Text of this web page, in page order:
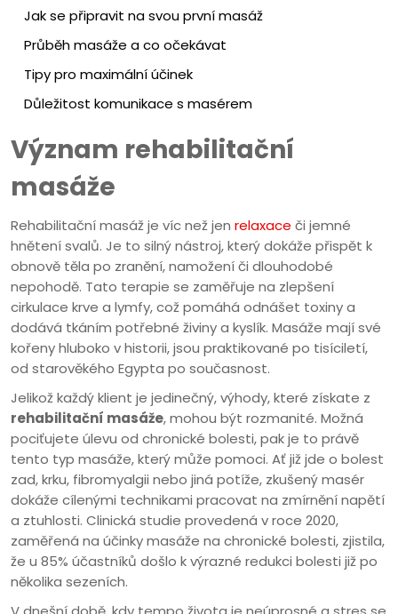
Jak se připravit na svou první masáž
Průběh masáže a co očekávat
Tipy pro maximální účinek
Důležitost komunikace s masérem
Význam rehabilitační
masáže
Rehabilitační masáž je víc než jen relaxace či jemné
hnětení svalů. Je to silný nástroj, který dokáže přispět k
obnově těla po zranění, namožení či dlouhodobé
nepohodě. Tato terapie se zaměřuje na zlepšení
cirkulace krve a lymfy, což pomáhá odnášet toxiny a
dodává tkáním potřebné živiny a kyslík. Masáže mají své
kořeny hluboko v historii, jsou praktikované po tisíciletí,
od starověkého Egypta po současnost.
Jelikož každý klient je jedinečný, výhody, které získate z
rehabilitační masáže, mohou být rozmanité. Možná
pociťujete úlevu od chronické bolesti, pak je to právě
tento typ masáže, který může pomoci. Ať již jde o bolest
zad, krku, fibromyalgii nebo jiná potíže, zkušený masér
dokáže cílenými technikami pracovat na zmírnění napětí
a ztuhlosti. Clinická studie provedená v roce 2020,
zaměřená na účinky masáže na chronické bolesti, zjistila,
že u 85% účastníků došlo k výrazné redukci bolesti již po
několika sezeních.